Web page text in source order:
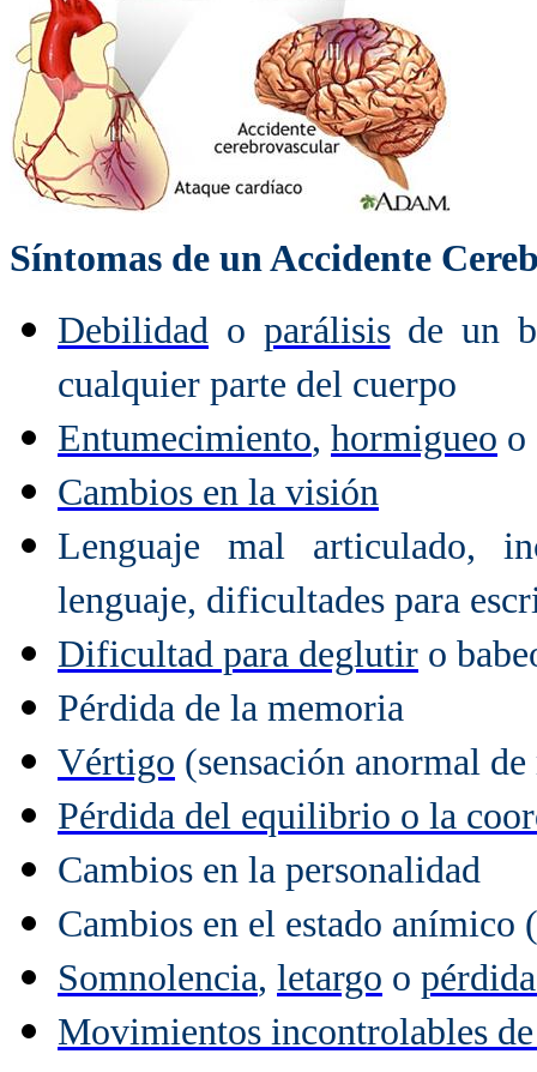
Síntomas de un Accidente
Debilidad o parálisisde un
cualquier parte del cuerpo
Entumecimiento, hormigueo o
Cambios en la visión
Lenguaje mal articulado,
lenguaje, dificultades para
Dificultad para deglutir o
Pérdida de la memoria
Vértigo (sensación anormal
Pérdida del equilibrio o la
Cambios en la personalidad
Cambios en el estado anímico
Somnolencia, letargo o
Movimientos incontrolables